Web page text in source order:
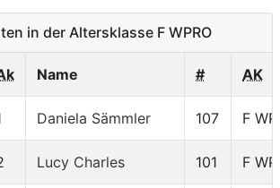
in der Altersklasse F WPRO
Name # AK
Daniela Sämmler 107 F
Lucy Charles 101 F